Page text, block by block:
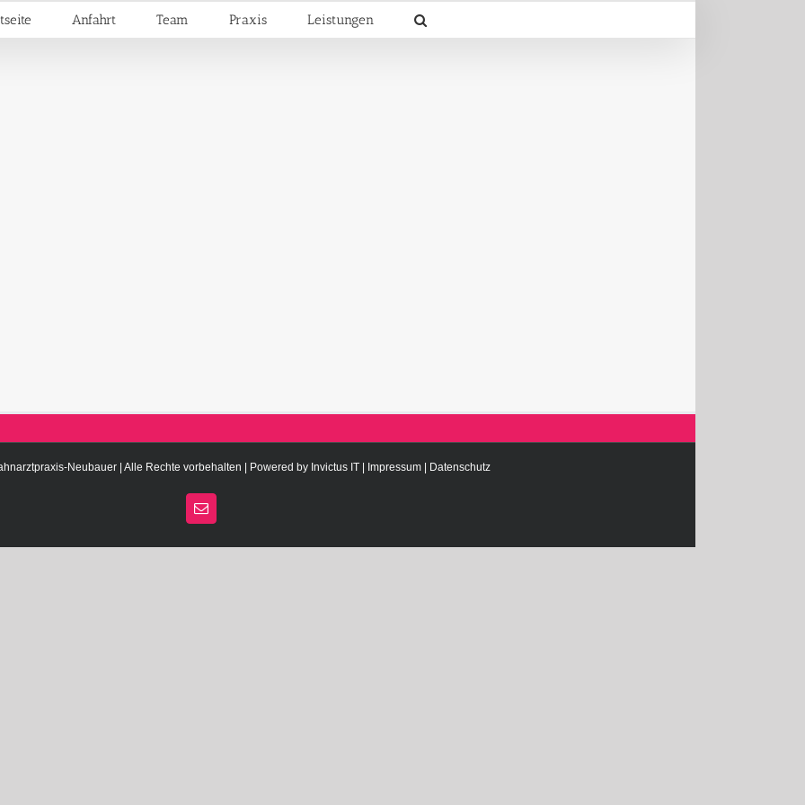
Anfahrt Team Praxis Leistungen
Neubauer | Alle Rechte vorbehalten | Powered by Invictus IT| Impressum| Datenschutz
E-
Mail